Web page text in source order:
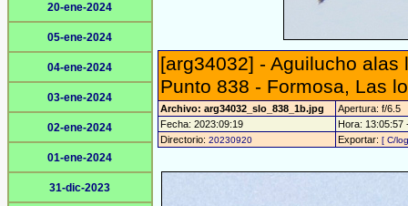
20-ene-2024
05-ene-2024
04-ene-2024
03-ene-2024
02-ene-2024
01-ene-2024
31-dic-2023
[arg34032] - Aguilucho
Punto 838 - Formosa, Las
Archivo: arg34032_slo_838_1b.jpg
Apertura: f/6.5
Fecha: 2023:09:19
Hora: 13:05:57
Directorio: 20230920 Exportar: [ C/